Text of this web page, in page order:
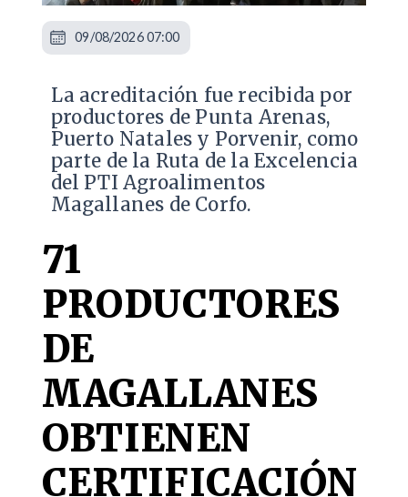
​La acreditación fue recibida por
productores de Punta Arenas,
Puerto Natales y Porvenir, como
parte de la Ruta de la Excelencia
del PTI Agroalimentos
Magallanes de Corfo.
71
PRODUCTORES
DE
MAGALLANES
OBTIENEN
CERTIFICACIÓN
09/08/2026 07:00